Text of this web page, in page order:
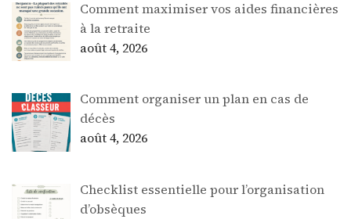
Comment maximiser vos aides financières
à la retraite
août 4, 2026
Comment organiser un plan en cas de
décès
août 4, 2026
Checklist essentielle pour l’organisation
d’obsèques